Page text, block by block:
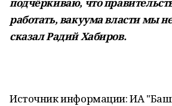
работать, вакуума власти мы
сказал Радий Хабиров.
Источник информации: ИА